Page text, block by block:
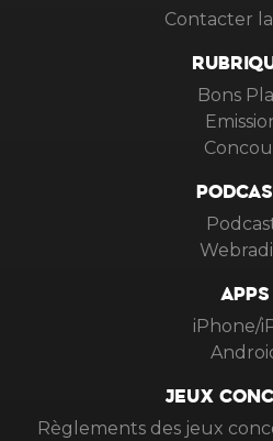
Contacter
Bons
APPS
iPhone/
JEUX
Règlements des jeux